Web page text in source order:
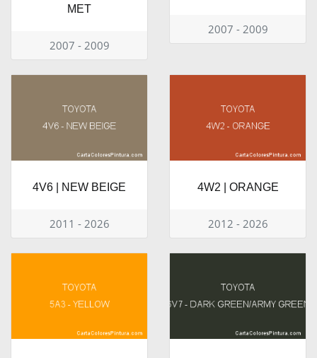
MET
2007 - 2009
2007 - 2009
4V6 | NEW BEIGE
2011 - 2026
4W2 | ORANGE
2012 - 2026